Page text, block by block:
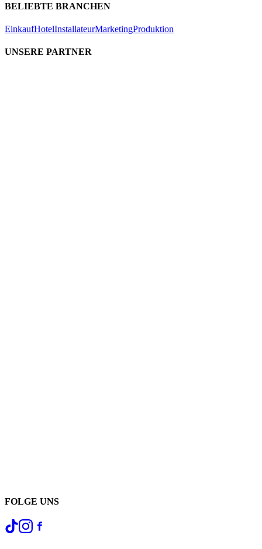
BELIEBTE BRANCHEN
EinkaufHotelInstallateurMarketingProduktion
UNSERE PARTNER
FOLGE UNS